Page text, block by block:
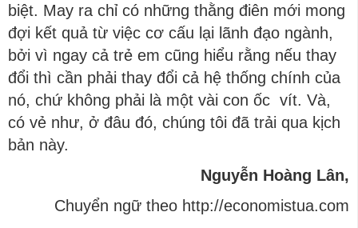
biệt. May ra chỉ có những thằng điên mới mong
đợi kết quả từ việc cơ cấu lại lãnh đạo ngành,
bởi vì ngay cả trẻ em cũng hiểu rằng nếu thay
đổi thì cần phải thay đổi cả hệ thống chính của
nó, chứ không phải là một vài con ốc vít. Và,
có vẻ như, ở đâu đó, chúng tôi đã trải qua kịch
bản này.
Nguyễn Hoàng Lân,
Chuyển ngữ theo http://economistua.com